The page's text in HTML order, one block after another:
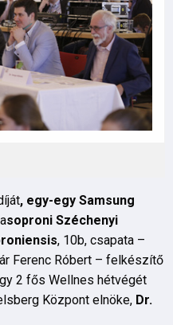
, egy-egy Samsung
soproni Széchenyi
, 10b, csapata –
Ferenc Róbert – felkészítő
2 fős Wellnes hétvégét
Központ elnöke, Dr.